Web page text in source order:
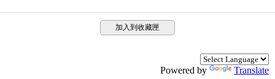
加入到收藏匣
Powered by Translate